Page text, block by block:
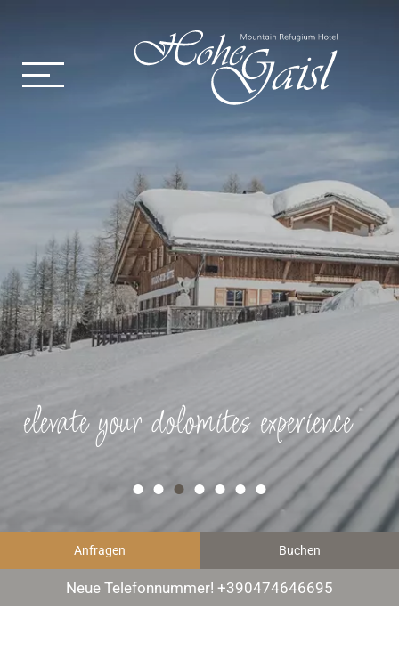
elevate your dolomites experience
Anfragen Buchen
Neue Telefonnummer! +390474646695